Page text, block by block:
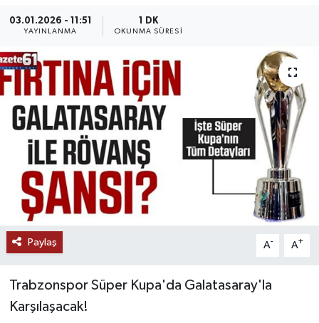
03.01.2026 - 11:51
YAYINLANMA
1 DK
OKUNMA SÜRESI
Paylaş A- A+
Trabzonspor Süper Kupa'da Galatasaray'la
Karşılaşacak!
Son Dakika Haberleri